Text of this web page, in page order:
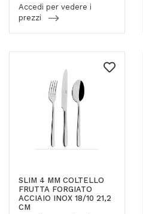
Accedi per vedere i
prezzi
SLIM 4 MM COLTELLO
FRUTTA FORGIATO
ACCIAIO INOX 18/10 21,2
CM